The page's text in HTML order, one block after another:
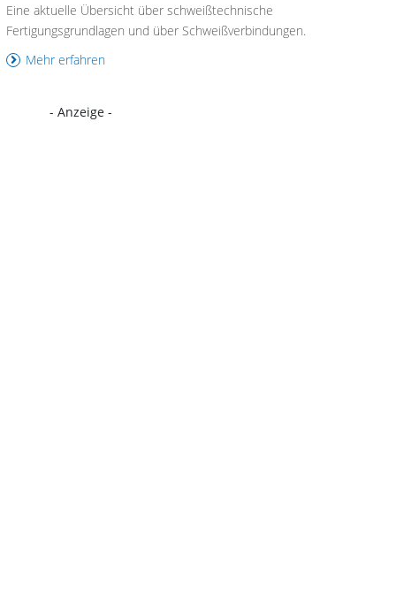
Eine aktuelle Übersicht über schweißtechnische
Fertigungsgrundlagen und über Schweißverbindungen.
Mehr erfahren
- Anzeige -